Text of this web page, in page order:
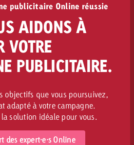
publicitaire Online réussie
AIDONS À
VOTRE
PUBLICITAIRE.
objectifs que vous poursuivez,
adapté à votre campagne.
solution idéale pour vous.
des expert·e·s Online